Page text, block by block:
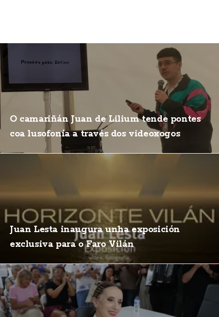
O camariñán Juan de Lilium tende pontes
coa lusofonía a través dos videoxogos
Juan Lesta inaugura unha exposición
exclusiva para o Faro Vilán